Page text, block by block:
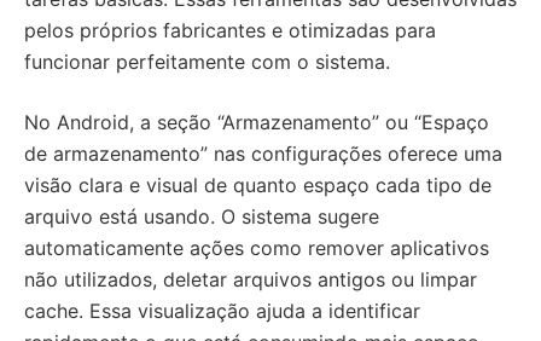
pelos próprios fabricantes e otimizadas para
funcionar perfeitamente com o sistema.
No Android, a seção “Armazenamento” ou “Espaço
de armazenamento” nas configurações oferece uma
visão clara e visual de quanto espaço cada tipo de
arquivo está usando. O sistema sugere
automaticamente ações como remover aplicativos
não utilizados, deletar arquivos antigos ou limpar
cache. Essa visualização ajuda a identificar